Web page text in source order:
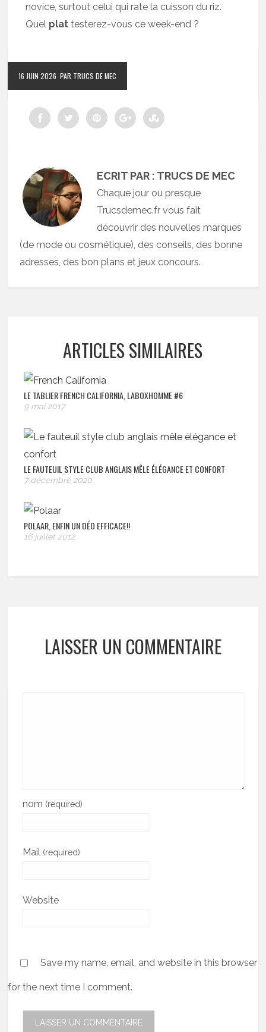
novice, surtout celui qui rate la cuisson du riz.
Quel plat testerez-vous ce week-end ?
16 JUIN 2026 PAR TRUCS DE MEC
ECRIT PAR : TRUCS DE MEC
Chaque jour ou presque
Trucsdemec.fr vous fait
découvrir des nouvelles marques
(de mode ou cosmétique), des conseils, des bonne
adresses, des bon plans et jeux concours.
ARTICLES SIMILAIRES
LE TABLIER FRENCH CALIFORNIA, LABOXHOMME #6
9 mai 2017
LE FAUTEUIL STYLE CLUB ANGLAIS MÊLE ÉLÉGANCE ET CONFORT
7 décembre 2020
POLAAR, ENFIN UN DÉO EFFICACE!!
16 juillet 2012
LAISSER UN COMMENTAIRE
nom (required)
Mail (required)
Website
Save my name, email, and website in this browser
for the next time I comment.